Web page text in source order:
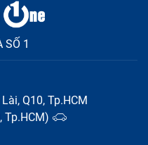
vì sao có lúc cần thay
chỉ cần thay mặt kính?
SỐ 1
Q10, Tp.HCM
Tp.HCM)